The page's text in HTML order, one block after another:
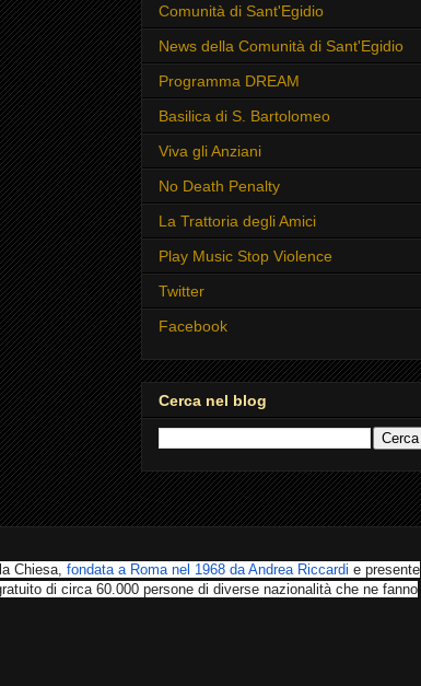
Comunità di Sant'Egidio
News della Comunità di Sant'Egidio
Programma DREAM
Basilica di S. Bartolomeo
Viva gli Anziani
No Death Penalty
La Trattoria degli Amici
Play Music Stop Violence
Twitter
Facebook
Cerca nel blog
Chiesa, fondata a Roma nel 1968 da Andrea Riccardi e presente
di circa 60.000 persone di diverse nazionalità che ne fanno